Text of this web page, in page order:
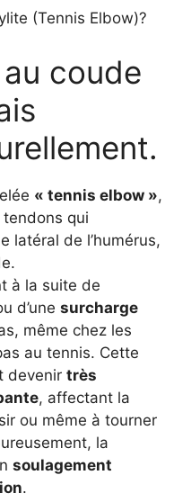
(Tennis Elbow)?
coude
« tennis elbow »,
qui
latéral de l’humérus,
à la suite de
d’une surcharge
même chez les
au tennis. Cette
devenir très
, affectant la
ou même à tourner
la
soulagement
.